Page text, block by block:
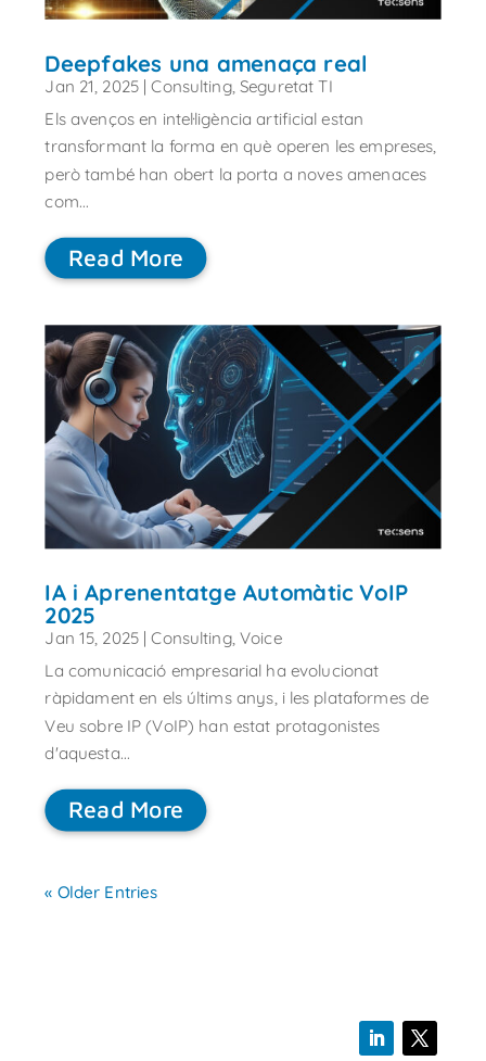
Deepfakes una amenaça real
Jan 21, 2025|Consulting, Seguretat TI
Els avenços en intel·ligència artificial estan
transformant la forma en què operen les empreses,
però també han obert la porta a noves amenaces
com...
Read More
IA i Aprenentatge Automàtic VoIP
2025
Jan 15, 2025|Consulting, Voice
La comunicació empresarial ha evolucionat
ràpidament en els últims anys, i les plataformes de
Veu sobre IP (VoIP) han estat protagonistes
d'aquesta...
Read More
« Older Entries